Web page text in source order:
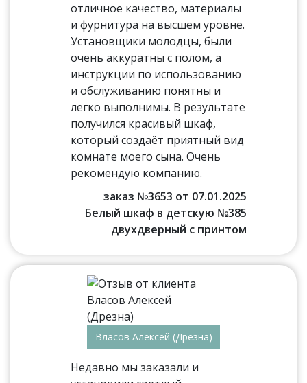
отличное качество, материалы
и фурнитура на высшем уровне.
Установщики молодцы, были
очень аккуратны с полом, а
инструкции по использованию
и обслуживанию понятны и
легко выполнимы. В результате
получился красивый шкаф,
который создаёт приятный вид
комнате моего сына. Очень
рекомендую компанию.
заказ №3653 от 07.01.2025
Белый шкаф в детскую №385
двухдверный с принтом
Власов Алексей (Дрезна)
Недавно мы заказали и